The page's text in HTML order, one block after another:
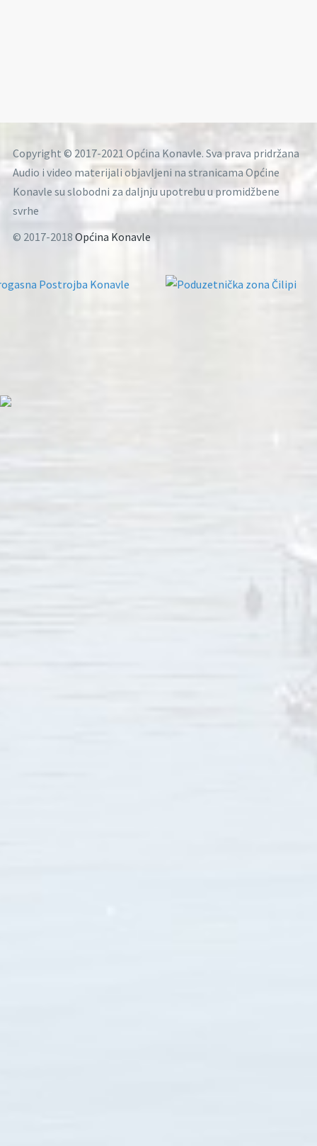
Copyright © 2017-2021 Općina Konavle. Sva prava pridržana
Audio i video materijali objavljeni na stranicama Općine
Konavle su slobodni za daljnju upotrebu u promidžbene
svrhe
© 2017-2018 Općina Konavle